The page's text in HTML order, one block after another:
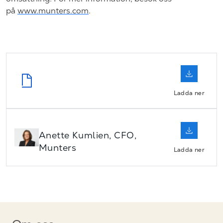
på www.munters.com.
Ladda ner
Anette Kumlien, CFO,
Munters
Ladda ner